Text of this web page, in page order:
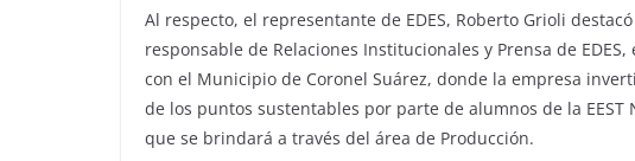
Al respecto, el representante de EDES, Roberto Grioli
responsable de Relaciones Institucionales y Prensa de
con el Municipio de Coronel Suárez, donde la empresa
de los puntos sustentables por parte de alumnos de la
que se brindará a través del área de Producción.